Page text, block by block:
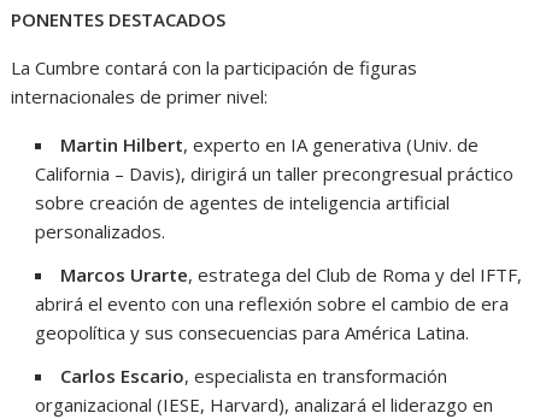
PONENTES DESTACADOS
La Cumbre contará con la participación de figuras
internacionales de primer nivel:
Martin Hilbert, experto en IA generativa (Univ. de
California – Davis), dirigirá un taller precongresual práctico
sobre creación de agentes de inteligencia artificial
personalizados.
Marcos Urarte, estratega del Club de Roma y del IFTF,
abrirá el evento con una reflexión sobre el cambio de era
geopolítica y sus consecuencias para América Latina.
Carlos Escario, especialista en transformación
organizacional (IESE, Harvard), analizará el liderazgo en